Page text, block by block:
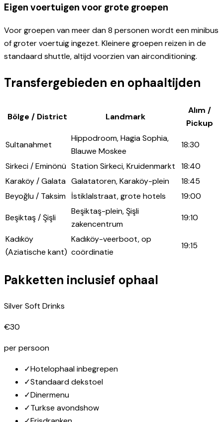
Eigen voertuigen voor grote groepen
Voor groepen van meer dan 8 personen wordt een minibus
of groter voertuig ingezet. Kleinere groepen reizen in de
standaard shuttle, altijd voorzien van airconditioning.
Transfergebieden en ophaaltijden
Bölge / District Landmark
Alım /
Pickup
Sultanahmet
Hippodroom, Hagia Sophia,
Blauwe Moskee
18:30
Sirkeci / Eminönü Station Sirkeci, Kruidenmarkt
18:40
Karaköy / Galata Galatatoren, Karaköy-plein
18:45
Beyoğlu / Taksim İstiklalstraat, grote hotels 19:00
Beşiktaş / Şişli
Beşiktaş-plein, Şişli
zakencentrum
19:10
Kadıköy
(Aziatische kant)
Kadıköy-veerboot, op
coördinatie
19:15
Pakketten inclusief ophaal
Silver Soft Drinks
€30
per persoon
✓Hotelophaal inbegrepen
✓Standaard dekstoel
✓Dinermenu
✓Turkse avondshow